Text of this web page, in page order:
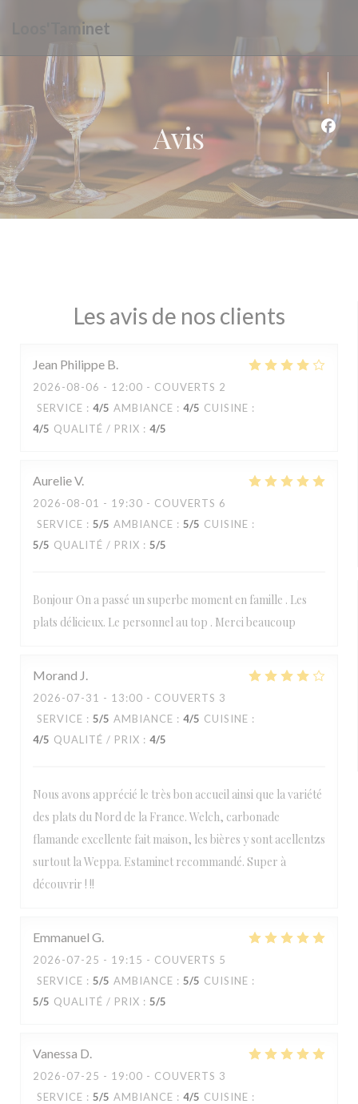
Loos'Taminet
Avis
Les avis de nos clients
Jean Philippe B
2026-08-06 - 12:00 - COUVERTS 2
SERVICE : 4/5 AMBIANCE : 4/5 CUISINE :
4/5 QUALITÉ / PRIX : 4/5
AurelieV
2026-08-01 - 19:30 - COUVERTS 6
SERVICE : 5/5 AMBIANCE : 5/5 CUISINE :
5/5 QUALITÉ / PRIX : 5/5
Bonjour On a passé un superbe moment en famille . Les
plats délicieux. Le personnel au top . Merci beaucoup
Morand J
2026-07-31 - 13:00 - COUVERTS 3
SERVICE : 5/5 AMBIANCE : 4/5 CUISINE :
4/5 QUALITÉ / PRIX : 4/5
Nous avons apprécié le très bon accueil ainsi que la variété
des plats du Nord de la France. Welch, carbonade
flamande excellente fait maison, les bières y sont acellentzs
surtout la Weppa. Estaminet recommandé. Super à
découvrir ! !!
Emmanuel G
2026-07-25 - 19:15 - COUVERTS 5
SERVICE : 5/5 AMBIANCE : 5/5 CUISINE :
5/5 QUALITÉ / PRIX : 5/5
Vanessa D
2026-07-25 - 19:00 - COUVERTS 3
SERVICE : 5/5 AMBIANCE : 4/5 CUISINE :